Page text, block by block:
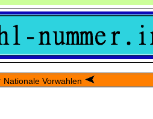
Nationale Vorwahlen